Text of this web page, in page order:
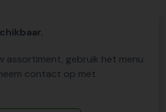
assortiment, gebruik het menu
contact op met